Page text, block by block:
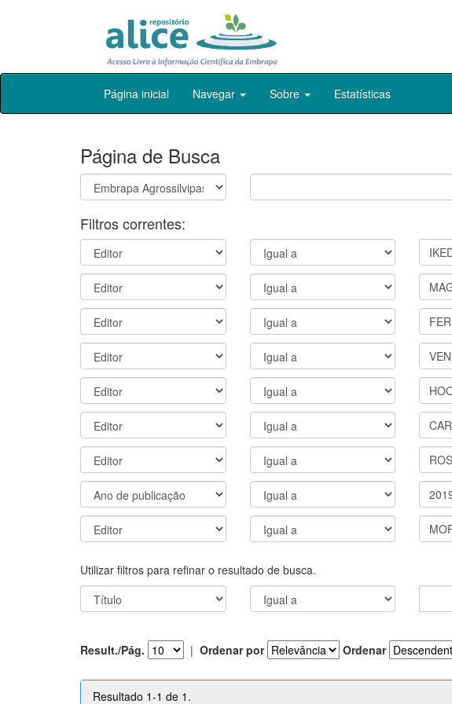
Skip
Página inicial Navegar Sobre Estatísticas
Página de Busca
Filtros correntes:
Utilizar filtros para refinar o resultado de busca.
Result./Pág. | Ordenar por Ordenar
Resultado 1-1 de 1.